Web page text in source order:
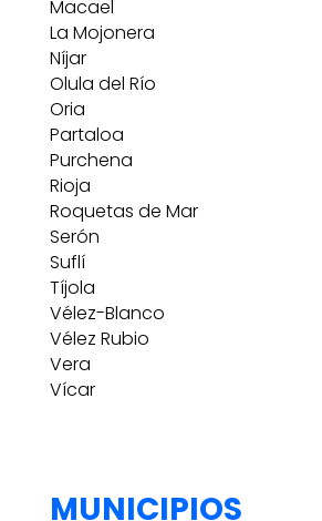
Macael
La Mojonera
Níjar
Olula del Río
Oria
Partaloa
Purchena
Rioja
Roquetas de Mar
Serón
Suflí
Tíjola
Vélez-Blanco
Vélez Rubio
Vera
Vícar
MUNICIPIOS